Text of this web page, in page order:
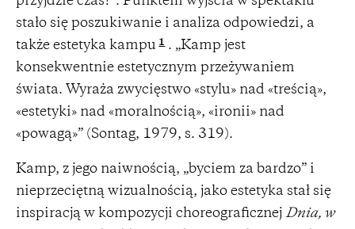
stało się poszukiwanie i analiza odpowiedzi, a
także estetyka kampu 1 . „Kamp jest
konsekwentnie estetycznym przeżywaniem
świata. Wyraża zwycięstwo «stylu» nad «treścią»,
«estetyki» nad «moralnością», «ironii» nad
«powagą»” (Sontag, 1979, s. 319).
Kamp, z jego naiwnością, „byciem za bardzo” i
nieprzeciętną wizualnością, jako estetyka stał się
inspiracją w kompozycji choreograficznej Dnia, w